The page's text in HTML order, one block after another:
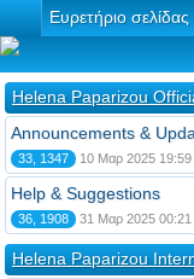
Ευρετήριο σελίδας
Helena Paparizou
Announcements &
33, 1347 10 Μαρ 2025 19:59
Help & Suggestions
36, 1908 31 Μαρ 2025 00:21
Helena Paparizou